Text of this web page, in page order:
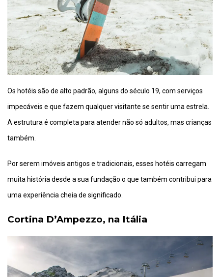
Os hotéis são de alto padrão, alguns do século 19, com serviços
impecáveis e que fazem qualquer visitante se sentir uma estrela.
A estrutura é completa para atender não só adultos, mas crianças
também.
Por serem imóveis antigos e tradicionais, esses hotéis carregam
muita história desde a sua fundação o que também contribui para
uma experiência cheia de significado.
Cortina D’Ampezzo, na Itália